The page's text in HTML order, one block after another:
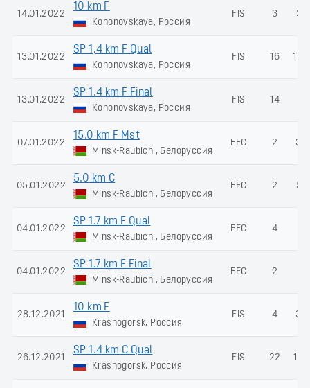
14.01.2022
10 km F
Kononovskaya, Россия
FIS 3
13.01.2022
SP 1,4 km F Qual
Kononovskaya, Россия
FIS 16
13.01.2022
SP 1.4 km F Final
Kononovskaya, Россия
FIS 14
07.01.2022
15.0 km F Mst
Minsk-Raubichi, Белоруссия
EEC 2
05.01.2022
5.0 km C
Minsk-Raubichi, Белоруссия
EEC 2
04.01.2022
SP 1.7 km F Qual
Minsk-Raubichi, Белоруссия
EEC 4
04.01.2022
SP 1.7 km F Final
Minsk-Raubichi, Белоруссия
EEC 2
28.12.2021
10 km F
Krasnogorsk, Россия
FIS 4
26.12.2021
SP 1.4 km C Qual
Krasnogorsk, Россия
FIS 22